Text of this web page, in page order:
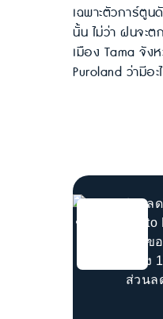
เฉพาะตัวการ์ตู
นั้น ไม่ว่า ฝนจะ
เมือง Tama จัง
Puroland ว่ามีอะ